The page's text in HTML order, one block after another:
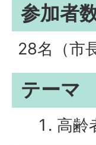
参加者
28名（市
テーマ
高齢